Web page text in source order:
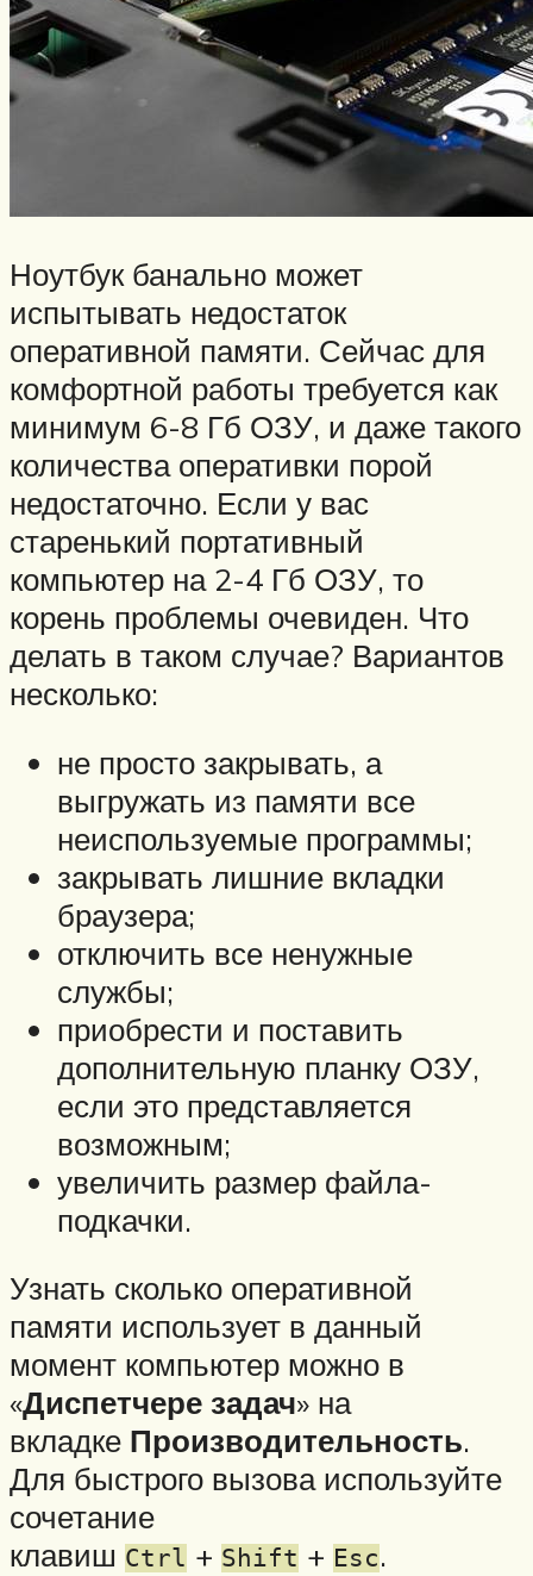
Ноутбук банально может
испытывать недостаток
оперативной памяти. Сейчас для
комфортной работы требуется как
минимум 6-8 Гб ОЗУ, и даже такого
количества оперативки порой
недостаточно. Если у вас
старенький портативный
компьютер на 2-4 Гб ОЗУ, то
корень проблемы очевиден. Что
делать в таком случае? Вариантов
несколько:
не просто закрывать, а
выгружать из памяти все
неиспользуемые программы;
закрывать лишние вкладки
браузера;
отключить все ненужные
службы;
приобрести и поставить
дополнительную планку ОЗУ,
если это представляется
возможным;
увеличить размер файла-
подкачки.
Узнать сколько оперативной
памяти использует в данный
момент компьютер можно в
«Диспетчере задач» на
вкладке Производительность.
Для быстрого вызова используйте
сочетание
клавиш Ctrl + Shift + Esc.